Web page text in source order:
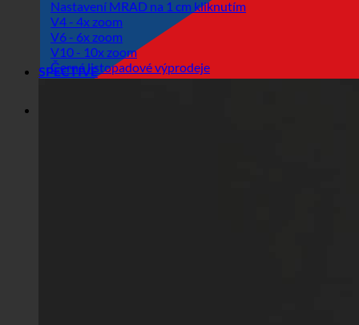
Nastavení MRAD na 1 cm kliknutím
V4 - 4x zoom
V6 - 6x zoom
V10 - 10x zoom
Černé listopadové výprodeje
SPECTIVE